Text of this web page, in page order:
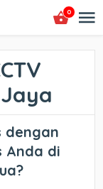
0
dengan
Anda di
?